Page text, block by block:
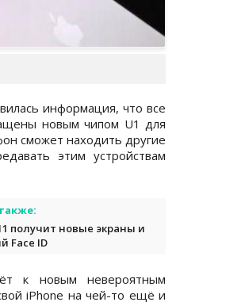
информация, что все
новым чипом U1 для
сможет находить другие
этим устройствам
получит новые экраны и
Face ID
к новым невероятным
iPhone на чей-то ещё и